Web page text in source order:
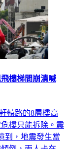
樓梯間崩潰喊
轅路的8層樓高
樓只能拆除。震
到，地震發生當